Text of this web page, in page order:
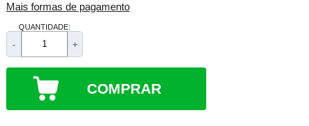
Mais formas de pagamento
QUANTIDADE:
- +
COMPRAR